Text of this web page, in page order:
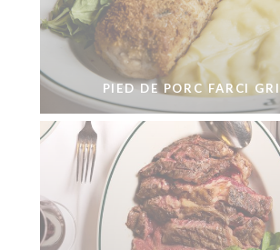
PIED DE PORC FARCI